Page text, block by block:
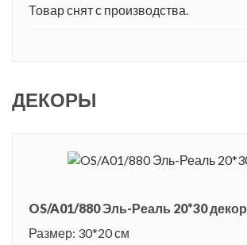
Товар снят с производства.
ДЕКОРЫ
OS/A01/880 Эль-Реаль 20*30 декор
Размер: 30*20 см